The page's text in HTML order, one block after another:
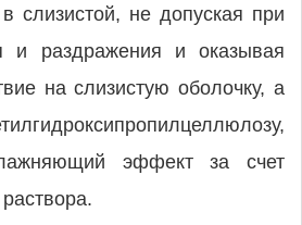
слизистой, не допуская при
и раздражения и оказывая
на слизистую оболочку, а
эффект за счет